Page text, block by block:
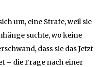
um, eine Strafe, weil sie
suchte, wo keine
dass sie das Jetzt
– die Frage nach einer